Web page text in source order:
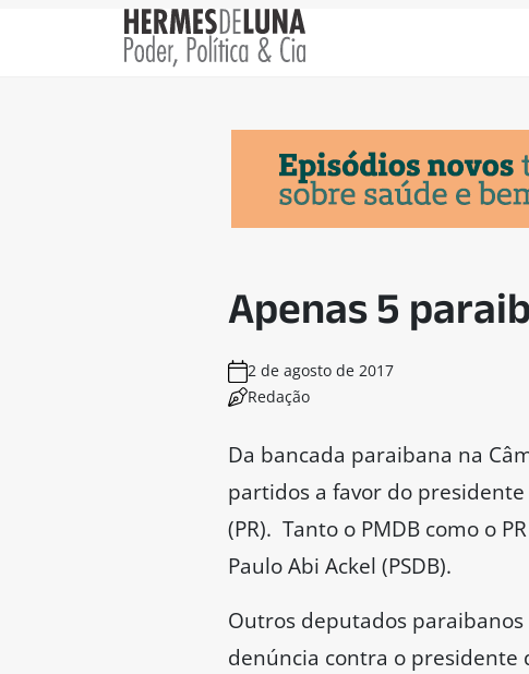
Apenas 5
2 de agosto de 2017
Redação
Da bancada paraibana na
partidos a favor do presidente
(PR). Tanto o PMDB como o
Paulo Abi Ackel (PSDB).
Outros deputados
denúncia contra o presidente